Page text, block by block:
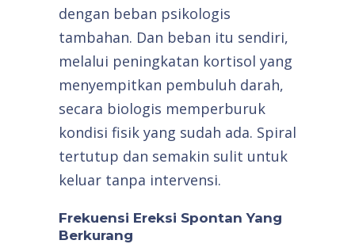
dengan beban psikologis
tambahan. Dan beban itu sendiri,
melalui peningkatan kortisol yang
menyempitkan pembuluh darah,
secara biologis memperburuk
kondisi fisik yang sudah ada. Spiral
tertutup dan semakin sulit untuk
keluar tanpa intervensi.
Frekuensi Ereksi Spontan Yang
Berkurang